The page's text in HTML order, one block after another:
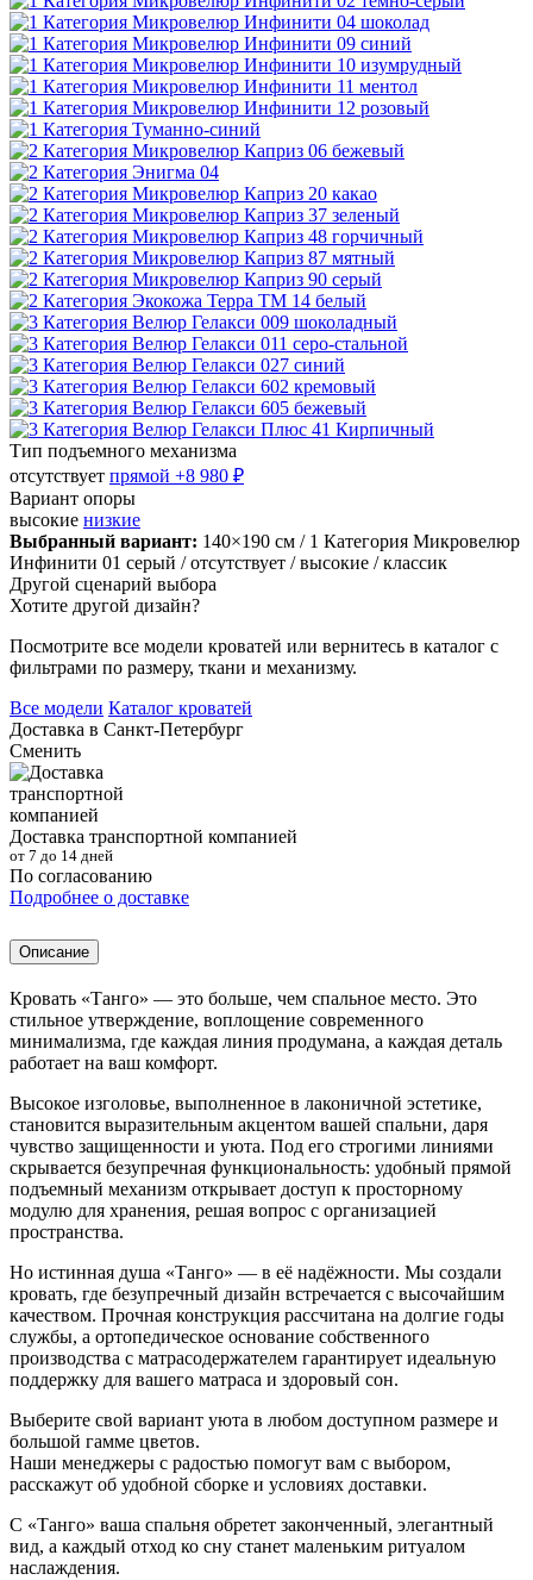
Тип подъемного механизма
отсутствует прямой +8 980 ₽
Вариант опоры
высокие низкие
Выбранный вариант: 140×190 см / 1 Категория Микровелюр
Инфинити 01 серый / отсутствует / высокие / классик
Другой сценарий выбора
Хотите другой дизайн?
Посмотрите все модели кроватей или вернитесь в каталог с
фильтрами по размеру, ткани и механизму.
Все модели Каталог кроватей
Доставка в Санкт-Петербург
Сменить
Доставка транспортной компанией
от 7 до 14 дней
По согласованию
Подробнее о доставке
Описание
Кровать «Танго» — это больше, чем спальное место. Это
стильное утверждение, воплощение современного
минимализма, где каждая линия продумана, а каждая деталь
работает на ваш комфорт.
Высокое изголовье, выполненное в лаконичной эстетике,
становится выразительным акцентом вашей спальни, даря
чувство защищенности и уюта. Под его строгими линиями
скрывается безупречная функциональность: удобный прямой
подъемный механизм открывает доступ к просторному
модулю для хранения, решая вопрос с организацией
пространства.
Но истинная душа «Танго» — в её надёжности. Мы создали
кровать, где безупречный дизайн встречается с высочайшим
качеством. Прочная конструкция рассчитана на долгие годы
службы, а ортопедическое основание собственного
производства с матрасодержателем гарантирует идеальную
поддержку для вашего матраса и здоровый сон.
Выберите свой вариант уюта в любом доступном размере и
большой гамме цветов.
Наши менеджеры с радостью помогут вам с выбором,
расскажут об удобной сборке и условиях доставки.
С «Танго» ваша спальня обретет законченный, элегантный
вид, а каждый отход ко сну станет маленьким ритуалом
наслаждения.